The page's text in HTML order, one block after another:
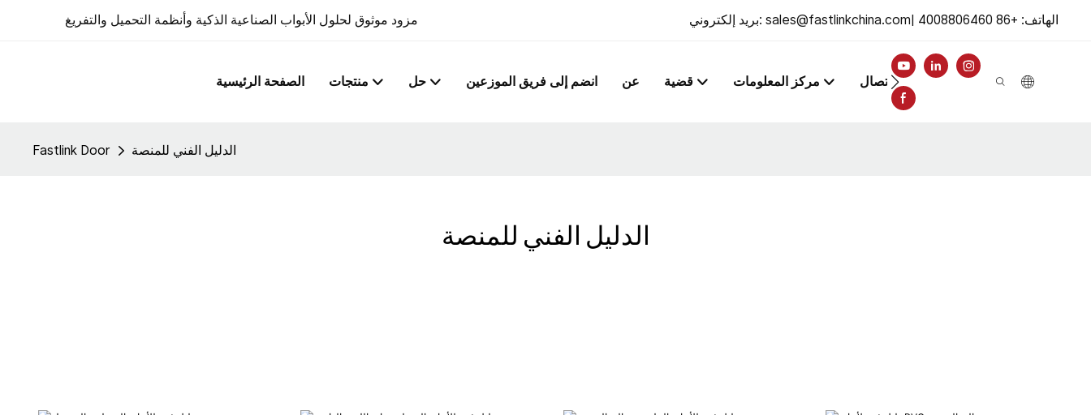
مزود موثوق لحلول الأبواب الصناعية الذكية وأنظمة التحميل والتفريغ بريد إلكتروني: sales@fastlinkchina.com| الهاتف: +86 4008806460
الصفحة الرئيسية منتجات حل انضم إلى فريق الموزعين عن قضية مركز المعلومات اتصال
Fastlink Door الدليل الفني للمنصة
الدليل الفني للمنصة